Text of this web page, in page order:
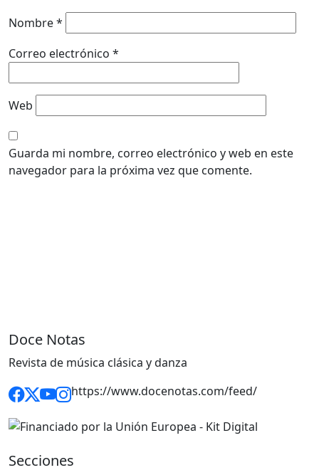
Nombre*
Correo electrónico *
Web
Guarda mi nombre, correo electrónico y web en este
navegador para la próxima vez que comente.
Doce Notas
Revista de música clásica y danza
https://www.docenotas.com/feed/
Secciones